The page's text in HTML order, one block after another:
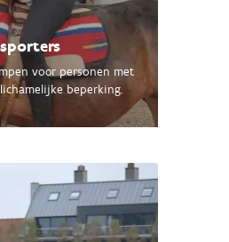
voor personen met
beperking.